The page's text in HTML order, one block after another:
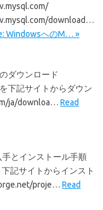
download…
WindowsへのM… »
ダウンロード
下記サイトからダウン
ja/downloa… Read
とインストール手順
記サイトからインスト
proje… Read